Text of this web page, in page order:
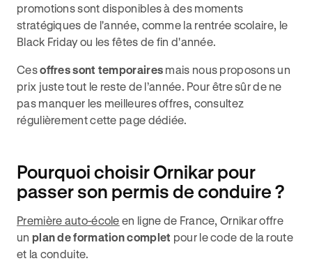
promotions sont disponibles à des moments
stratégiques de l'année, comme la rentrée scolaire, le
Black Friday ou les fêtes de fin d'année.
Cesoffres sont temporaires mais nous proposons un
prix juste tout le reste de l’année. Pour être sûr de ne
pas manquer les meilleures offres, consultez
régulièrement cette page dédiée.
Pourquoi choisir Ornikar pour
passer son permis de conduire ?
Première auto-école en ligne de France, Ornikar offre
un plan de formation complet pour le code de la route
et la conduite.